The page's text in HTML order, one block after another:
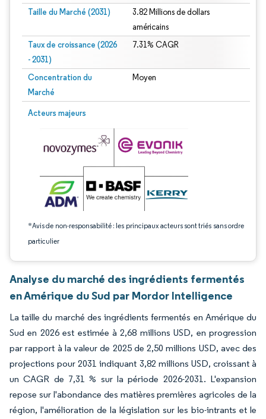
Taille du Marché (2031)
3.82 Millions de dollars
américains
Taux de croissance (2026
- 2031)
7.31% CAGR
Concentration du
Marché
Moyen
Acteurs majeurs
*Avis de non-responsabilité : les principaux acteurs sont triés sans ordre
particulier
Image © Mordor Intelligence. La réutilisation nécessite une attribution sous CC
Analyse du marché des ingrédients fermentés
en Amérique du Sud par Mordor Intelligence
La taille du marché des ingrédients fermentés en Amérique du
Sud en 2026 est estimée à 2,68 millions USD, en progression
par rapport à la valeur de 2025 de 2,50 millions USD, avec des
projections pour 2031 indiquant 3,82 millions USD, croissant à
un CAGR de 7,31 % sur la période 2026-2031. L'expansion
repose sur l'abondance des matières premières agricoles de la
région, l'amélioration de la législation sur les bio-intrants et le